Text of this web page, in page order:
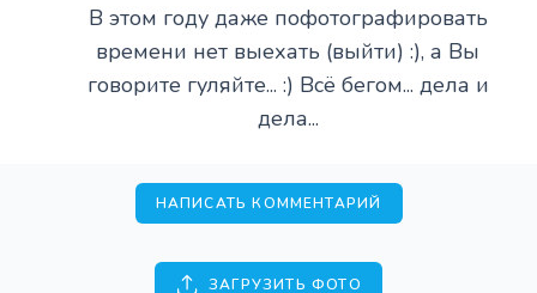
В этом году даже пофотографировать
времени нет выехать (выйти) :), а Вы
говорите гуляйте... :) Всё бегом... дела и
дела...
НАПИСАТЬ КОММЕНТАРИЙ
ЗАГРУЗИТЬ ФОТО